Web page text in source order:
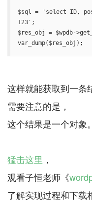
$sql = 'select ID,
123';
$res_obj = $wpdb-
var_dump($res_obj);
这样就能获取到一条
需要注意的是，
这个结果是一个对象。
猛击这里 ，
观看子恒老师《